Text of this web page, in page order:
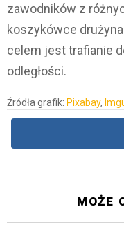
zawodników z
koszykówce
celem jest trafianie
odległości.
Źródła grafik: Pixabay,
MOŻE